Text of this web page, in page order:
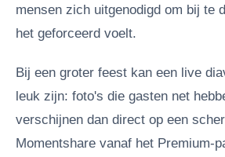
mensen zich uitgenodigd om bij te
het geforceerd voelt.
Bij een groter feest kan een live
leuk zijn: foto's die gasten net
verschijnen dan direct op een
Momentshare vanaf het Premium-